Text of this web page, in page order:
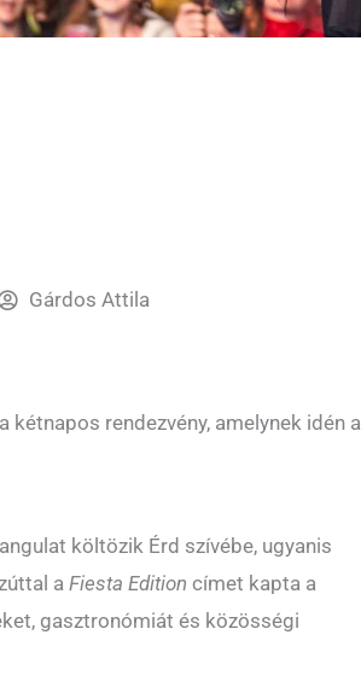
Gárdos Attila
kétnapos rendezvény, amelynek idén a
költözik Érd szívébe, ugyanis
a Fiesta Edition címet kapta a
gasztronómiát és közösségi